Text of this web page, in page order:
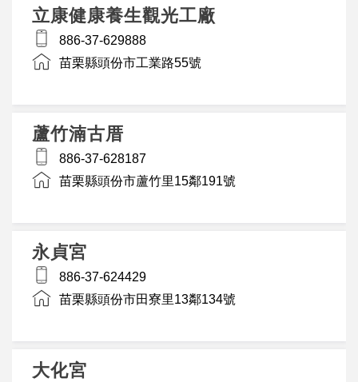
立康健康養生觀光工廠
886-37-629888
苗栗縣頭份市工業路55號
蘆竹湳古厝
886-37-628187
苗栗縣頭份市蘆竹里15鄰191號
永貞宮
886-37-624429
苗栗縣頭份市田寮里13鄰134號
大化宮